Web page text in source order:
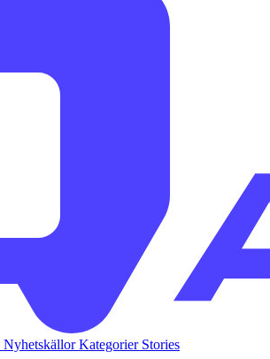
NyhetskällorKategorier Stories